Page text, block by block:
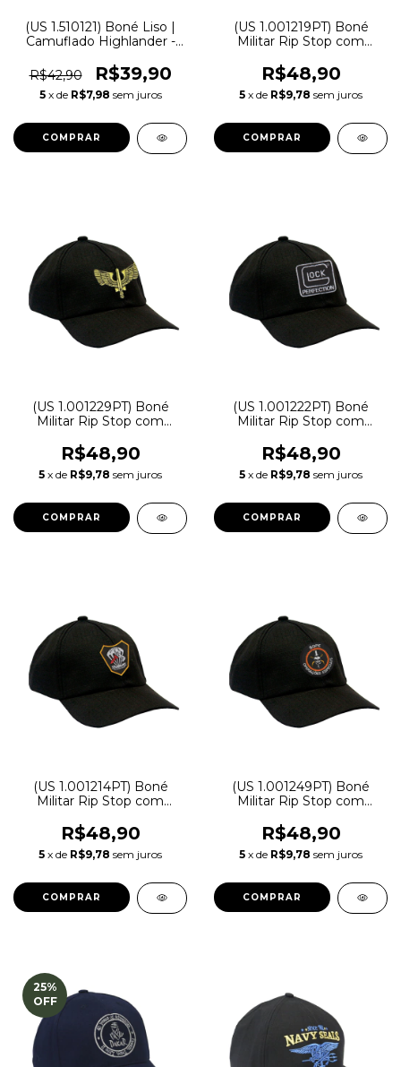
(US 1.510121) Boné Liso |
Camuflado Highlander -
R$42,90
R$39,90
5 x de R$7,98 sem juros
(US 1.001219PT) Boné
Militar Rip Stop com
Fuzileiros | Preta - Atack
R$48,90
5 x de R$9,78 sem juros
(US 1.001229PT) Boné
Militar Rip Stop com
Alado FAB | Preta - Atack
R$48,90
5 x de R$9,78 sem juros
(US 1.001222PT) Boné
Militar Rip Stop com
Perfection | Preta - Atack
R$48,90
5 x de R$9,78 sem juros
(US 1.001214PT) Boné
Militar Rip Stop com
Especiais | Preta - Atack
R$48,90
5 x de R$9,78 sem juros
(US 1.001249PT) Boné
Militar Rip Stop com
Preta - Atack
R$48,90
5 x de R$9,78 sem juros
25%
OFF